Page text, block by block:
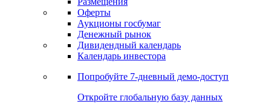
Календарь
Календарь событий
Дефолты
Размещения
Оферты
Денежный рынок
Календарь инвестора